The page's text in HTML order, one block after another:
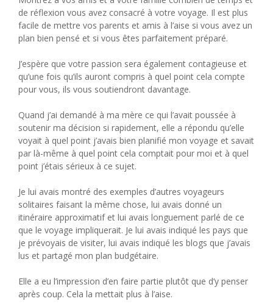
de réflexion vous avez consacré à votre voyage. Il est plus
facile de mettre vos parents et amis à l’aise si vous avez un
plan bien pensé et si vous êtes parfaitement préparé.
J’espère que votre passion sera également contagieuse et
qu’une fois qu’ils auront compris à quel point cela compte
pour vous, ils vous soutiendront davantage.
Quand j’ai demandé à ma mère ce qui l’avait poussée à
soutenir ma décision si rapidement, elle a répondu qu’elle
voyait à quel point j’avais bien planifié mon voyage et savait
par là-même à quel point cela comptait pour moi et à quel
point j’étais sérieux à ce sujet.
Je lui avais montré des exemples d’autres voyageurs
solitaires faisant la même chose, lui avais donné un
itinéraire approximatif et lui avais longuement parlé de ce
que le voyage impliquerait. Je lui avais indiqué les pays que
je prévoyais de visiter, lui avais indiqué les blogs que j’avais
lus et partagé mon plan budgétaire.
Elle a eu l’impression d’en faire partie plutôt que d’y penser
après coup. Cela la mettait plus à l’aise.